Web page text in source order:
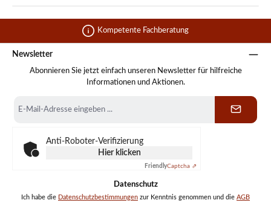
Kompetente Fachberatung
Newsletter
Abonnieren Sie jetzt einfach unseren Newsletter für hilfreiche
Informationen und Aktionen.
Mail-
Anti-Roboter-Verifizierung
Hier klicken
FriendlyCaptcha ⇗
Datenschutz
Ich habe die Datenschutzbestimmungen zur Kenntnis genommen und die AGB